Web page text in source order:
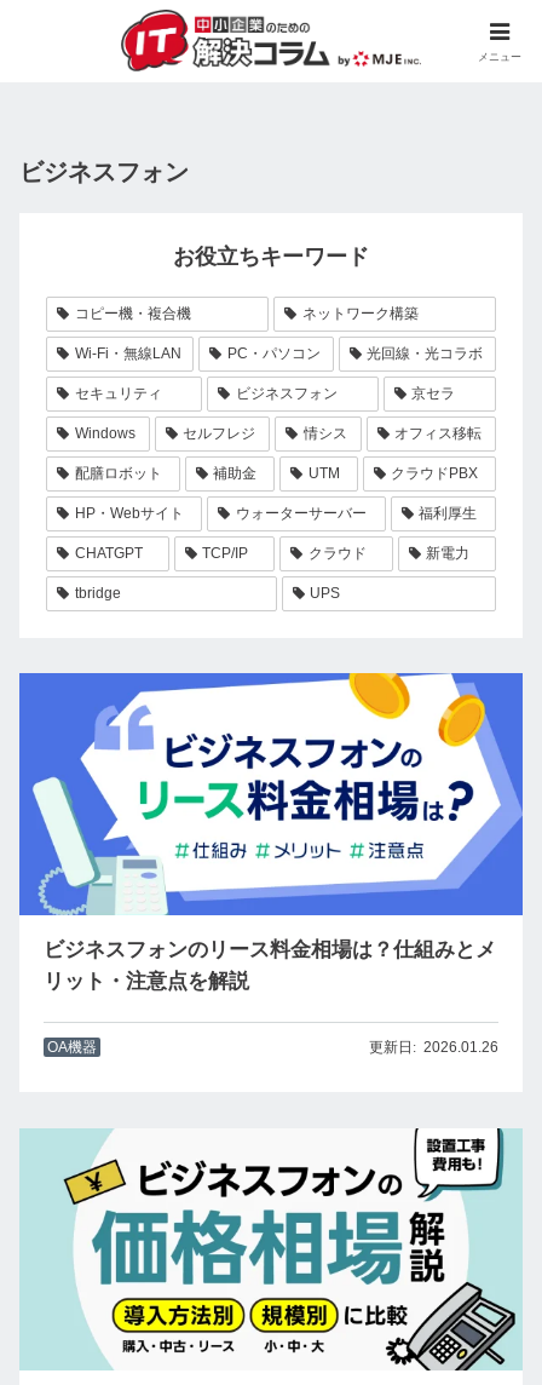
ビジネスフォン
お役立ちキーワード
コピー機・複合機 ネットワーク構築
Wi-Fi・無線LAN PC・パソコン 光回線・光コラボ
セキュリティ ビジネスフォン 京セラ
Windows セルフレジ 情シス オフィス移転
配膳ロボット 補助金 UTM クラウドPBX
HP・Webサイト ウォーターサーバー 福利厚生
CHATGPT TCP/IP クラウド 新電力
tbridge UPS
ビジネスフォンのリース料金相場は？仕組みとメ
リット・注意点を解説
OA機器 2026.01.26
メニュー